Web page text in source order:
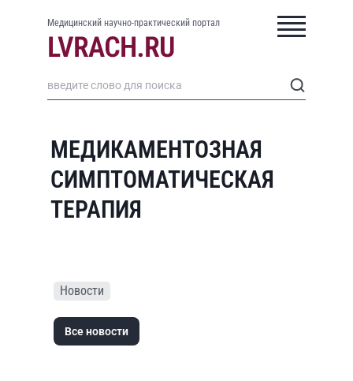
Медицинский научно-практический портал
МЕДИКАМЕНТОЗНАЯ
СИМПТОМАТИЧЕСКАЯ
ТЕРАПИЯ
Новости
Все новости